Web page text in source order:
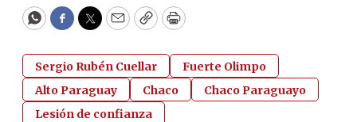
WhatsApp
Facebook
Twitter
EmailCopyPrint
Sergio Rubén Cuellar
Fuerte Olimpo
Alto Paraguay
Chaco
Chaco Paraguayo
Lesión de confianza